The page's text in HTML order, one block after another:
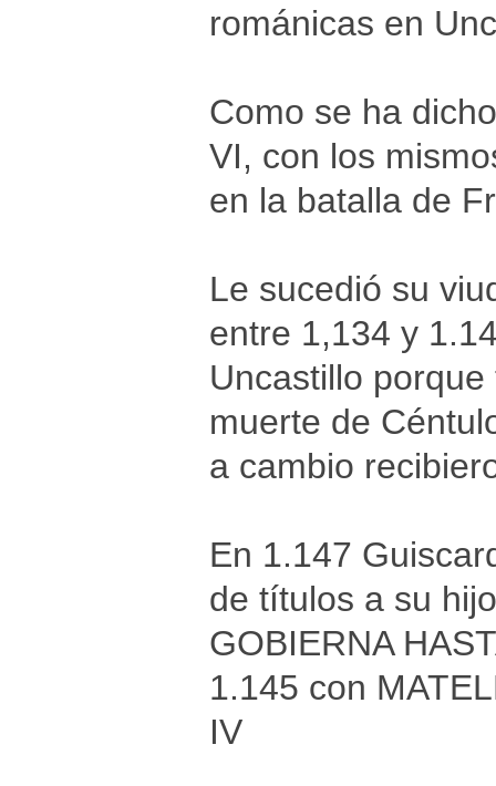
románicas en
Como se ha
VI, con los
en la batalla de
Le sucedió su
entre 1,134 y
Uncastillo
muerte de
a cambio
En 1.147
de títulos a su
GOBIERNA
1.145 con
IV